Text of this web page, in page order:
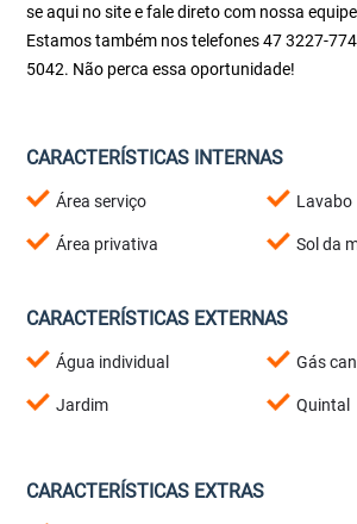
se aqui no site e fale direto com nossa
Estamos também nos telefones 47 3227-
5042. Não perca essa oportunidade!
CARACTERÍSTICAS INTERNAS
Área serviço Lavabo
Área privativa Sol da
CARACTERÍSTICAS EXTERNAS
Água individual Gás
Jardim Quintal
CARACTERÍSTICAS EXTRAS